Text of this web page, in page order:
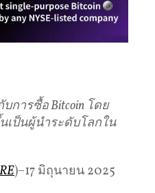
การซื้อ Bitcoin โดย
เป็นผู้นำระดับโลกใน
)–17 มิถุนายน 2025